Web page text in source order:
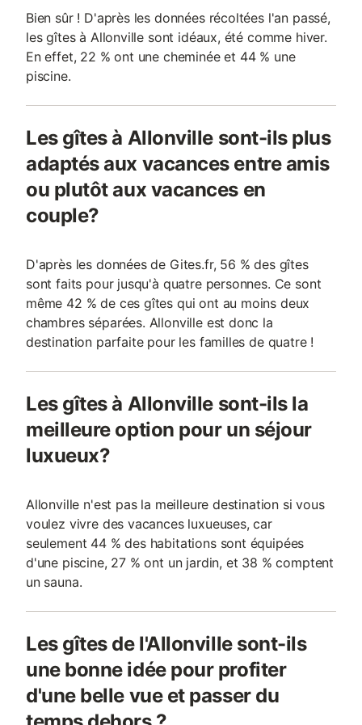
Bien sûr ! D'après les données récoltées l'an passé,
les gîtes à Allonville sont idéaux, été comme hiver.
En effet, 22 % ont une cheminée et 44 % une
piscine.
Les gîtes à Allonville sont-ils plus
adaptés aux vacances entre amis
ou plutôt aux vacances en
couple?
D'après les données de Gites.fr, 56 % des gîtes
sont faits pour jusqu'à quatre personnes. Ce sont
même 42 % de ces gîtes qui ont au moins deux
chambres séparées. Allonville est donc la
destination parfaite pour les familles de quatre !
Les gîtes à Allonville sont-ils la
meilleure option pour un séjour
luxueux?
Allonville n'est pas la meilleure destination si vous
voulez vivre des vacances luxueuses, car
seulement 44 % des habitations sont équipées
d'une piscine, 27 % ont un jardin, et 38 % comptent
un sauna.
Les gîtes de l'Allonville sont-ils
une bonne idée pour profiter
d'une belle vue et passer du